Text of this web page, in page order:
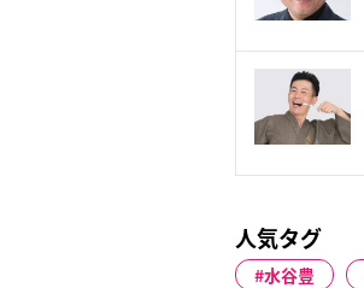
人気タグ
水谷豊